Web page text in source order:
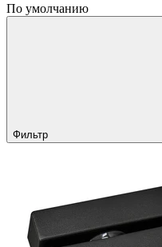
По умолчанию
Фильтр